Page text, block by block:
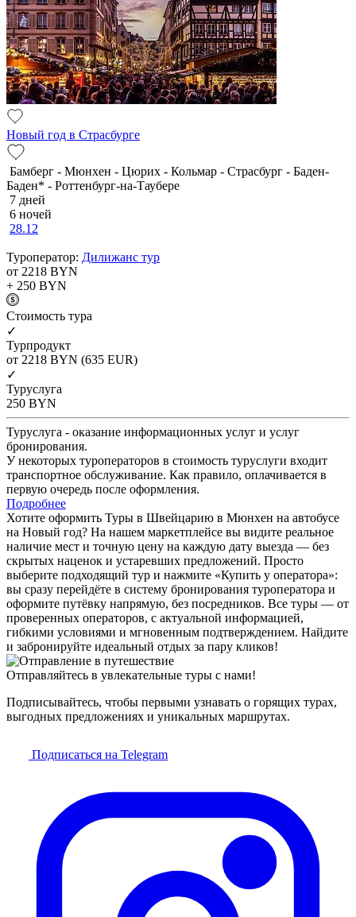
Новый год в Страсбурге
Бамберг - Мюнхен - Цюрих - Кольмар - Страсбург - Баден-
Баден* - Роттенбург-на-Таубере
7 дней
6 ночей
28.12
Туроператор: Дилижанс тур
от 2218 BYN
+ 250 BYN
Cтоимость тура
✓
Турпродукт
от 2218 BYN (635 EUR)
✓
Туруслуга
250 BYN
Туруслуга - оказание информационных услуг и услуг
бронирования.
У некоторых туроператоров в стоимость туруслуги входит
транспортное обслуживание. Как правило, оплачивается в
первую очередь после оформления.
Подробнее
Хотите оформить Туры в Швейцарию в Мюнхен на автобусе
на Новый год? На нашем маркетплейсе вы видите реальное
наличие мест и точную цену на каждую дату выезда — без
скрытых наценок и устаревших предложений. Просто
выберите подходящий тур и нажмите «Купить у оператора»:
вы сразу перейдёте в систему бронирования туроператора и
оформите путёвку напрямую, без посредников. Все туры — от
проверенных операторов, с актуальной информацией,
гибкими условиями и мгновенным подтверждением. Найдите
и забронируйте идеальный отдых за пару кликов!
Отправляйтесь в увлекательные туры с нами!
Подписывайтесь, чтобы первыми узнавать о горящих турах,
выгодных предложениях и уникальных маршрутах.
Подписаться на Telegram